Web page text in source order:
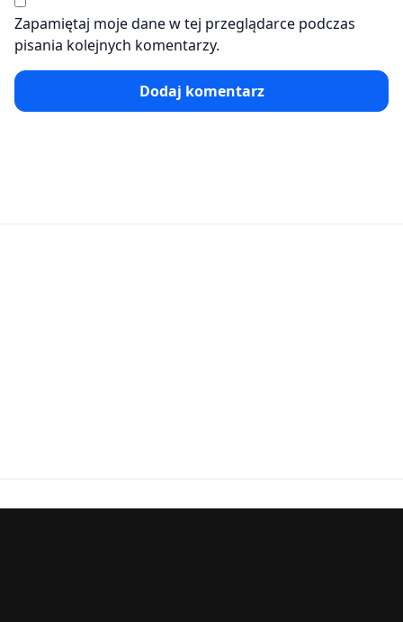
Zapamiętaj moje dane w tej przeglądarce podczas
pisania kolejnych komentarzy.
Dodaj komentarz